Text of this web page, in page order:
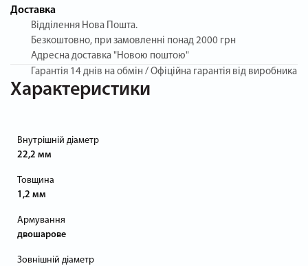
Доставка
Відділення Нова Пошта.
Безкоштовно, при замовленні понад 2000 грн
Адресна доставка "Новою поштою"
Гарантія 14 днів на обмін / Офіційна гарантія від виробника
Характеристики
Внутрішній діаметр
22,2 мм
Товщина
1,2 мм
Армування
двошарове
Зовнішній діаметр